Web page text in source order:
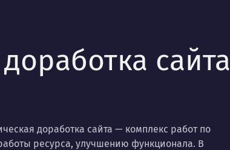
сайта
доработка сайта — комплекс работ по
ресурса, улучшению функционала. В